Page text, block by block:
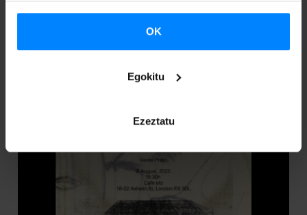
OK
Egokitu
Ezeztatu
Kertsaint-Plabennec